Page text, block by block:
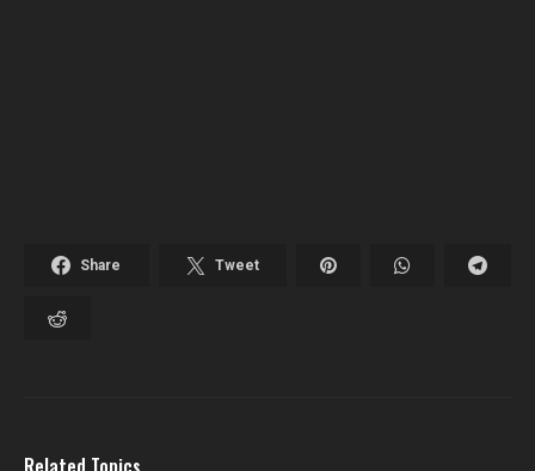
Share Tweet